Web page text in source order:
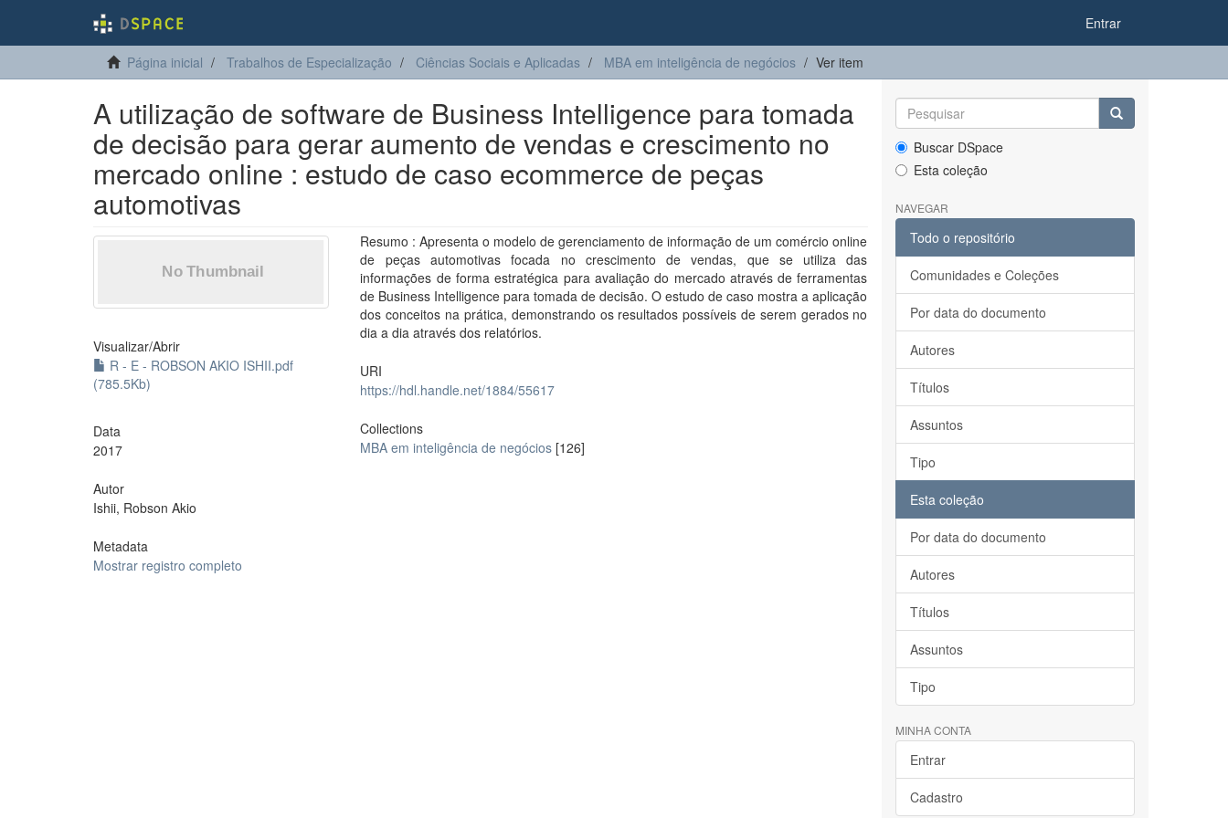
Entrar
Página inicial Trabalhos de Especialização Ciências Sociais e Aplicadas MBA em inteligência de negócios Ver item
A utilização de software de Business Intelligence para tomada
de decisão para gerar aumento de vendas e crescimento no
mercado online : estudo de caso ecommerce de peças
automotivas
Visualizar/Abrir
R - E - ROBSON AKIO ISHII.pdf
(785.5Kb)
Data
2017
Autor
Ishii, Robson Akio
Metadata
Mostrar registro completo
Resumo : Apresenta o modelo de gerenciamento de informação de um comércio online
de peças automotivas focada no crescimento de vendas, que se utiliza das
informações de forma estratégica para avaliação do mercado através de ferramentas
de Business Intelligence para tomada de decisão. O estudo de caso mostra a aplicação
dos conceitos na prática, demonstrando os resultados possíveis de serem gerados no
dia a dia através dos relatórios.
URI
https://hdl.handle.net/1884/55617
Collections
MBA em inteligência de negócios [126]
Buscar DSpace
Esta coleção
NAVEGAR
Todo o repositório
Comunidades e Coleções
Por data do documento
Autores
Títulos
Assuntos
Tipo
Esta coleção
Por data do documento
Autores
Títulos
Assuntos
Tipo
MINHA CONTA
Entrar
Cadastro